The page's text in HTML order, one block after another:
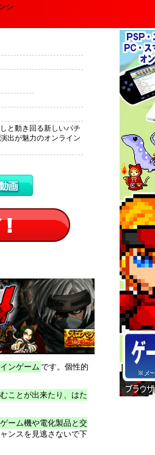
シ
と動き回る新しいパチ
出が魅力のオンライン
ンゲームです。個性的
ことが出来たり、はた
ーム機や電化製品と交
ンスを見逃さないで下